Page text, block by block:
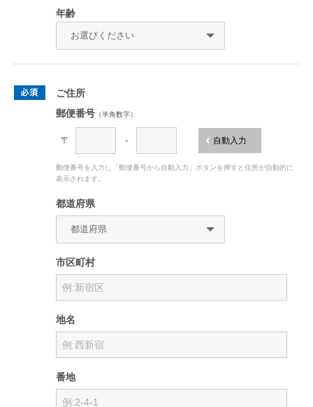
年齢
ご住所
郵便番号 （半角数字）
〒 - 自動入力
郵便番号を入力し「郵便番号から自動入力」ボタンを押すと住所が自動的に
表示されます。
都道府県
市区町村
地名
番地